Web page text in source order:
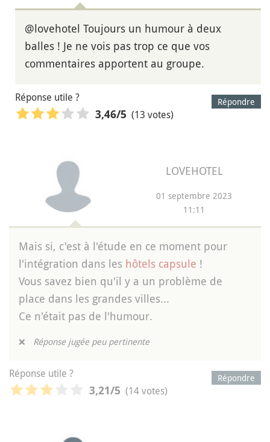
@lovehotel Toujours un humour à deux
balles ! Je ne vois pas trop ce que vos
commentaires apportent au groupe.
Répondre
Réponse utile ?
3,46/5 (13 votes)
LOVEHOTEL
01 septembre 2023
11:11
Mais si, c'est à l'étude en ce moment pour
l'intégration dans les hôtels capsule !
Vous savez bien qu'il y a un problème de
place dans les grandes villes...
Ce n'était pas de l'humour.
❌ Réponse jugée peu pertinente
Répondre
Réponse utile ?
3,21/5 (14 votes)